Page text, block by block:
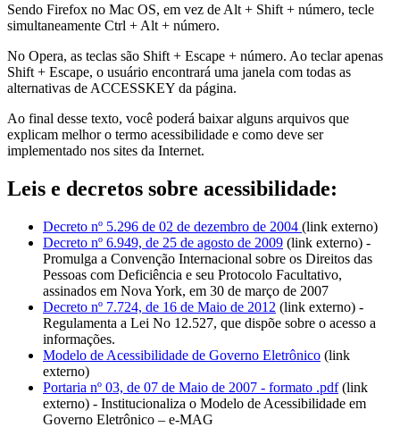
Sendo Firefox no Mac OS, em vez de Alt + Shift + número, tecle
simultaneamente Ctrl + Alt + número.
No Opera, as teclas são Shift + Escape + número. Ao teclar apenas
Shift + Escape, o usuário encontrará uma janela com todas as
alternativas de ACCESSKEY da página.
Ao final desse texto, você poderá baixar alguns arquivos que
explicam melhor o termo acessibilidade e como deve ser
implementado nos sites da Internet.
Leis e decretos sobre acessibilidade:
Decreto nº 5.296 de 02 de dezembro de 2004 (link externo)
Decreto nº 6.949, de 25 de agosto de 2009 (link externo) -
Promulga a Convenção Internacional sobre os Direitos das
Pessoas com Deficiência e seu Protocolo Facultativo,
assinados em Nova York, em 30 de março de 2007
Decreto nº 7.724, de 16 de Maio de 2012 (link externo) -
Regulamenta a Lei No 12.527, que dispõe sobre o acesso a
informações.
Modelo de Acessibilidade de Governo Eletrônico (link
externo)
Portaria nº 03, de 07 de Maio de 2007 - formato .pdf(link
externo) - Institucionaliza o Modelo de Acessibilidade em
Governo Eletrônico – e-MAG